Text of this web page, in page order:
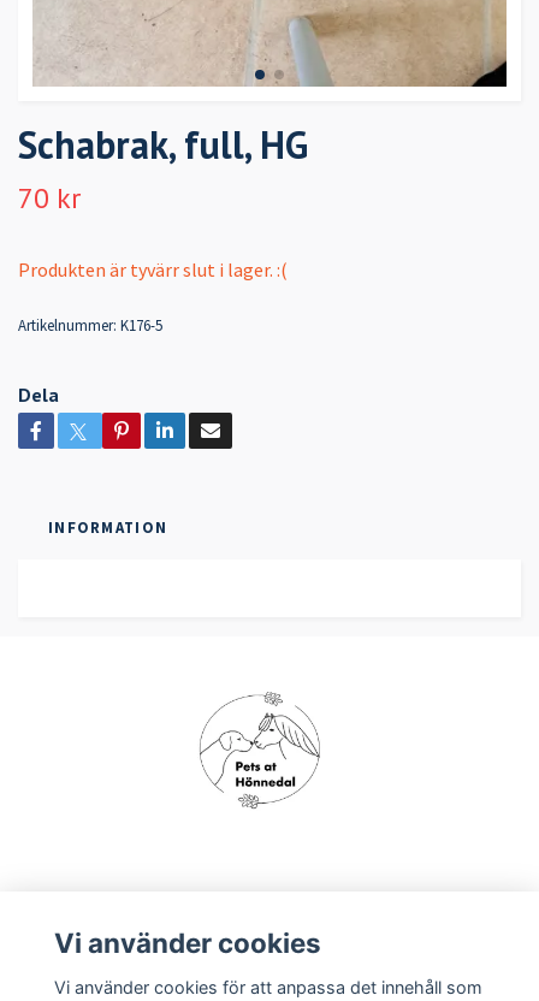
Schabrak, full, HG
70 kr
Produkten är tyvärr slut i lager. :(
Artikelnummer: K176-5
Dela
INFORMATION
Vi använder cookies
Vi använder cookies för att anpassa det innehåll som